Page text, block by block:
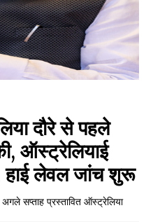
दौरे से पहले
ऑस्ट्रेलियाई
हाई लेवल जांच शुरू
सप्ताह प्रस्तावित ऑस्ट्रेलिया